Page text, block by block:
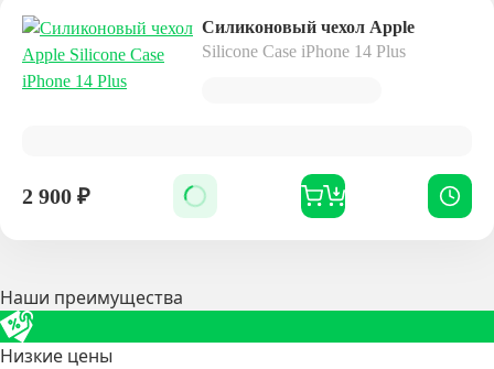
Силиконовый чехол Apple
Silicone Case iPhone 14 Plus
2 900 ₽
Наши преимущества
Низкие цены